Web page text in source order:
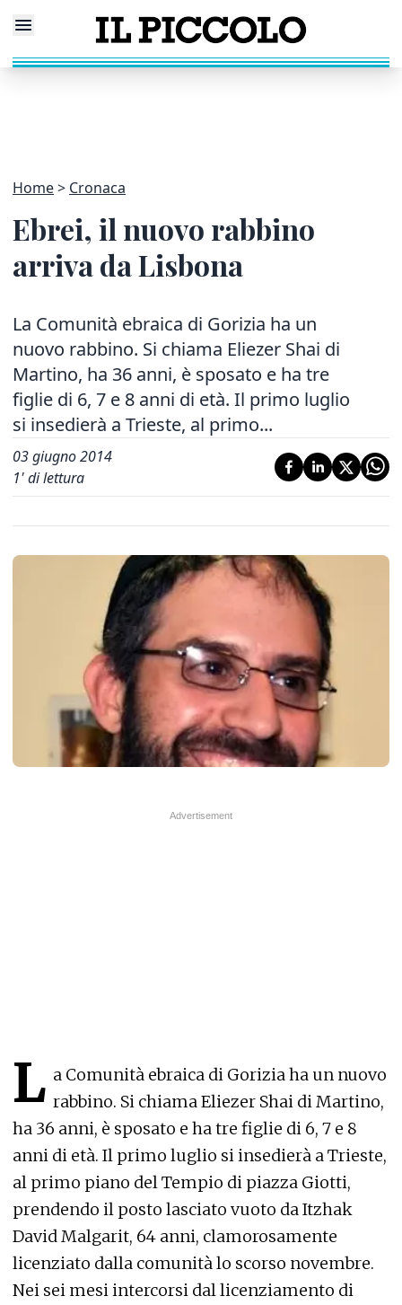
Home Cronaca
Ebrei, il nuovo rabbino
arriva da Lisbona
La Comunità ebraica di Gorizia ha un
nuovo rabbino. Si chiama Eliezer Shai di
Martino, ha 36 anni, è sposato e ha tre
figlie di 6, 7 e 8 anni di età. Il primo luglio
si insedierà a Trieste, al primo...
03 giugno 2014
1' di lettura
L a Comunità ebraica di Gorizia ha un nuovo
rabbino. Si chiama Eliezer Shai di Martino,
ha 36 anni, è sposato e ha tre figlie di 6, 7 e 8
anni di età. Il primo luglio si insedierà a Trieste,
al primo piano del Tempio di piazza Giotti,
prendendo il posto lasciato vuoto da Itzhak
David Malgarit, 64 anni, clamorosamente
licenziato dalla comunità lo scorso novembre.
Nei sei mesi intercorsi dal licenziamento di